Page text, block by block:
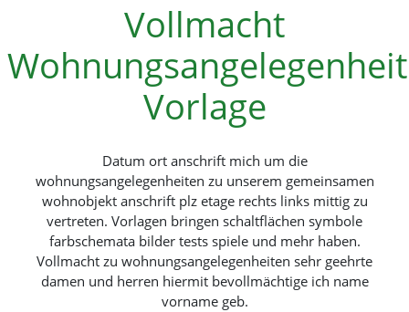
Vollmacht
Vorlage
Datum ort anschrift mich um die
wohnungsangelegenheiten zu unserem gemeinsamen
wohnobjekt anschrift plz etage rechts links mittig zu
vertreten. Vorlagen bringen schaltflächen symbole
farbschemata bilder tests spiele und mehr haben.
Vollmacht zu wohnungsangelegenheiten sehr geehrte
damen und herren hiermit bevollmächtige ich name
vorname geb.